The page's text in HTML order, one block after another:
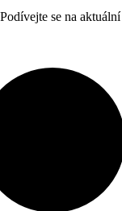
se na aktuální